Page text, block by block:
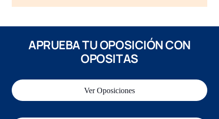
APRUEBA TU OPOSICIÓN CON
OPOSITAS
Ver Oposiciones